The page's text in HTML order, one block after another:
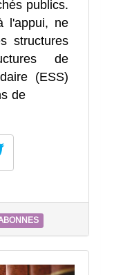
publics.
l'appui, ne
structures
de
(ESS)
de